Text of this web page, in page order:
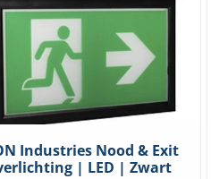
Industries Nood & Exit
| LED | Zwart